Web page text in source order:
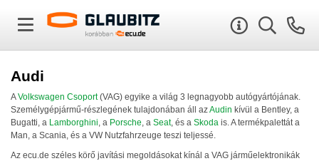
Audi
AVolkswagen Csoport(VAG) egyike a világ 3 legnagyobb autógyártójának.
Személygépjármű-részlegének tulajdonában áll azAudin kívül a Bentley, a
Bugatti, a Lamborghini, a Porsche, a Seat, és a Skoda is. A termékpalettát a
Man, a Scania, és a VW Nutzfahrzeuge teszi teljessé.
Az ecu.de széles körő javítási megoldásokat kínál a VAG járműelektronikák